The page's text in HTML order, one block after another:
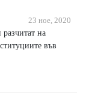
23 ное, 2020
на
във